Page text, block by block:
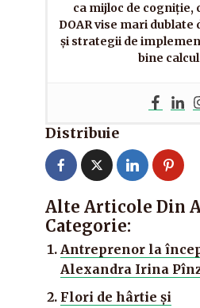
ca mijloc de cogniție,
DOAR vise mari dublate
și strategii de
bine
Distribuie
Alte Articole Din
Categorie:
Antreprenor la
Alexandra Irina
Flori de hârtie şi